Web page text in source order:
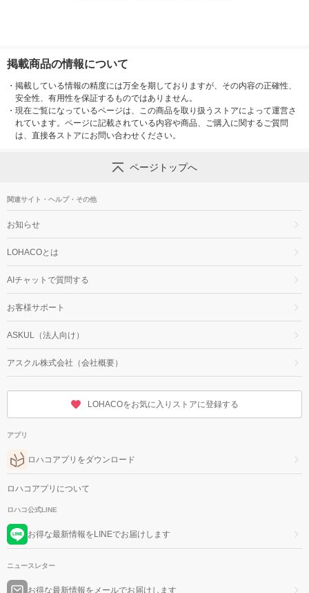
掲載商品の情報について
・ 掲載している情報の精度には万全を期しておりますが、その内容の正確性、
安全性、有用性を保証するものではありません。
・ 現在ご覧になっているページは、この商品を取り扱うストアによって運営さ
れています。ページに記載されている内容や商品、ご購入に関するご質問
は、直接各ストアにお問い合わせください。
ページトップへ
関連サイト・ヘルプ・その他
お知らせ
LOHACOとは
AIチャットで質問する
お客様サポート
ASKUL（法人向け）
アスクル株式会社（会社概要）
LOHACOをお気に入りストアに登録する
アプリ
ロハコアプリをダウンロード
ロハコアプリについて
ロハコ公式LINE
お得な最新情報をLINEでお届けします
ニュースレター
お得な最新情報をメールでお届けします